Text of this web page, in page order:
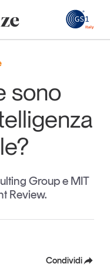
sono
Group e MIT
Review.
Condividi